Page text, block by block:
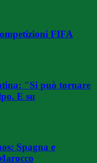
FIFA
"Si può tornare
E su
Spagna e